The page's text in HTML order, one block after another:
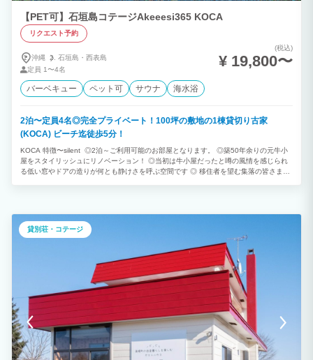
【PET可】石垣島コテージAkeeesi365 KOCA
リクエスト予約
沖縄 石垣島・ 西表島
定員 1〜4名
(税込)
¥ 19,800〜
バーベキュー ペット可 サウナ 海水浴
2泊〜定員4名◎完全プライベート！100坪の敷地の1棟貸切り古家
(KOCA) ビーチ迄徒歩5分！
KOCA 特徴〜silent ◎2泊～ご利用可能のお部屋となります。 ◎築50年余りの元牛小
屋をスタイリッシュにリノベーション！ ◎当初は牛小屋だったと噂の風情を感じられ
る低い窓やドアの造りが何とも静けさを呼ぶ空間です ◎ 移住者を望む集落の皆さまの
美しいビーチです。
貸別荘・コテージ